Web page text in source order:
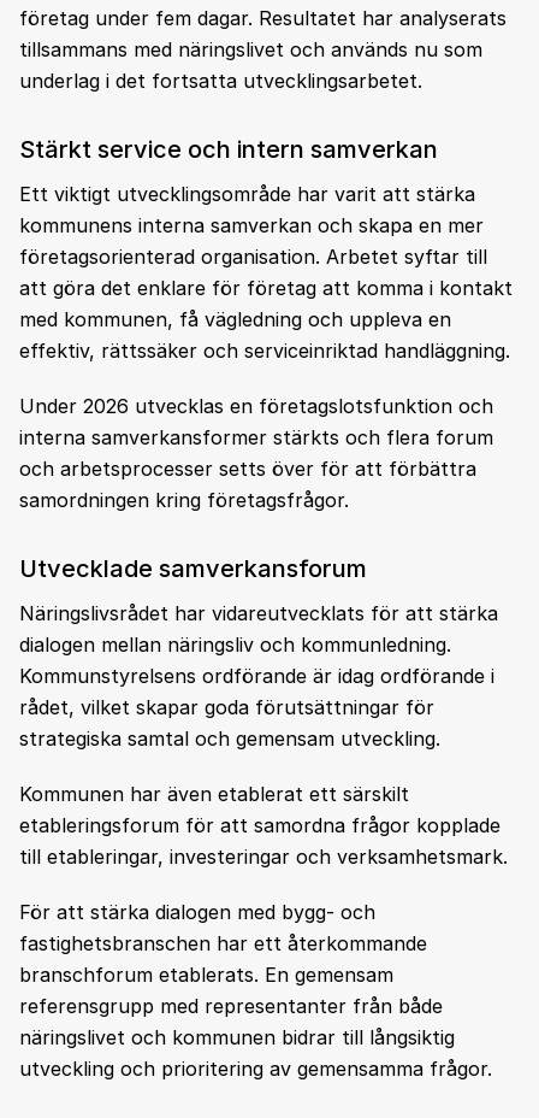
företag under fem dagar. Resultatet har analyserats
tillsammans med näringslivet och används nu som
underlag i det fortsatta utvecklingsarbetet.
Stärkt service och intern samverkan
Ett viktigt utvecklingsområde har varit att stärka
kommunens interna samverkan och skapa en mer
företagsorienterad organisation. Arbetet syftar till
att göra det enklare för företag att komma i kontakt
med kommunen, få vägledning och uppleva en
effektiv, rättssäker och serviceinriktad handläggning.
Under 2026 utvecklas en företagslotsfunktion och
interna samverkansformer stärkts och flera forum
och arbetsprocesser setts över för att förbättra
samordningen kring företagsfrågor.
Utvecklade samverkansforum
Näringslivsrådet har vidareutvecklats för att stärka
dialogen mellan näringsliv och kommunledning.
Kommunstyrelsens ordförande är idag ordförande i
rådet, vilket skapar goda förutsättningar för
strategiska samtal och gemensam utveckling.
Kommunen har även etablerat ett särskilt
etableringsforum för att samordna frågor kopplade
till etableringar, investeringar och verksamhetsmark.
För att stärka dialogen med bygg- och
fastighetsbranschen har ett återkommande
branschforum etablerats. En gemensam
referensgrupp med representanter från både
näringslivet och kommunen bidrar till långsiktig
utveckling och prioritering av gemensamma frågor.